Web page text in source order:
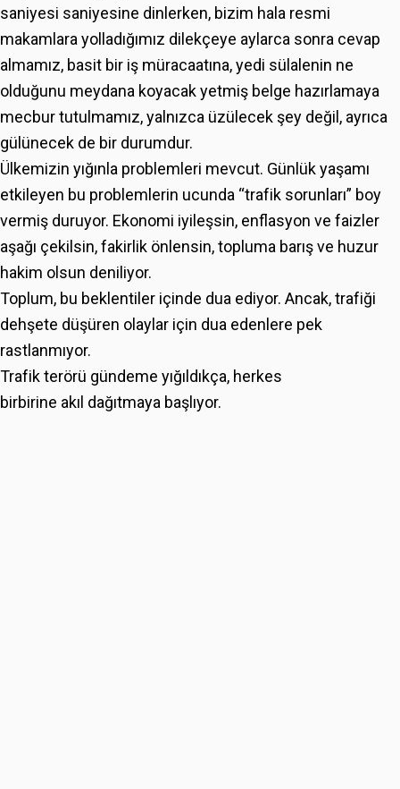
saniyesi saniyesine dinlerken, bizim hala resmi
makamlara yolladığımız dilekçeye aylarca sonra cevap
almamız, basit bir iş müracaatına, yedi sülalenin ne
olduğunu meydana koyacak yetmiş belge hazırlamaya
mecbur tutulmamız, yalnızca üzülecek şey değil, ayrıca
gülünecek de bir durumdur.
Ülkemizin yığınla problemleri mevcut. Günlük yaşamı
etkileyen bu problemlerin ucunda “trafik sorunları” boy
vermiş duruyor. Ekonomi iyileşsin, enflasyon ve faizler
aşağı çekilsin, fakirlik önlensin, topluma barış ve huzur
hakim olsun deniliyor.
Toplum, bu beklentiler içinde dua ediyor. Ancak, trafiği
dehşete düşüren olaylar için dua edenlere pek
rastlanmıyor.
Trafik terörü gündeme yığıldıkça, herkes
birbirine akıl dağıtmaya başlıyor.